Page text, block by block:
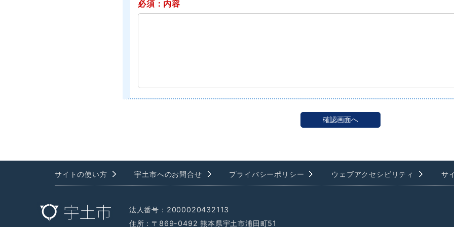
必須：内容
サイトの使い方 宇土市へのお問合せ プライバシーポリシー ウェブアクセシビリティ サ
法人番号：2000020432113
住所：〒869-0492 熊本県宇土市浦田町51